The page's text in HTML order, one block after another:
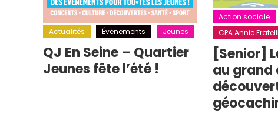
Actualités Événements Jeunes
QJ En Seine – Quartier
Jeunes fête l’été !
Action sociale
CPA Annie
[Senior]
au grand